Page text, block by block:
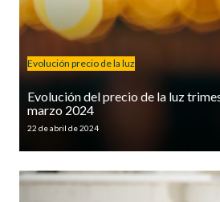
Evolución precio de la luz
Evolución del precio de la luz
marzo 2024
22 de abril de 2024